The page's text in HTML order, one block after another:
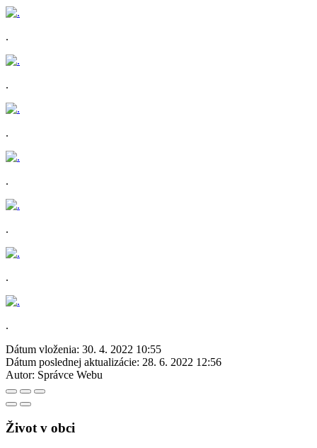
.
.
.
.
.
.
.
Dátum vloženia: 30. 4. 2022 10:55
Dátum poslednej aktualizácie: 28. 6. 2022 12:56
Autor: Správce Webu
Život v obci